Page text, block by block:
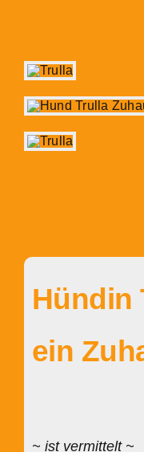
Hündin
ein
~ ist vermittelt ~